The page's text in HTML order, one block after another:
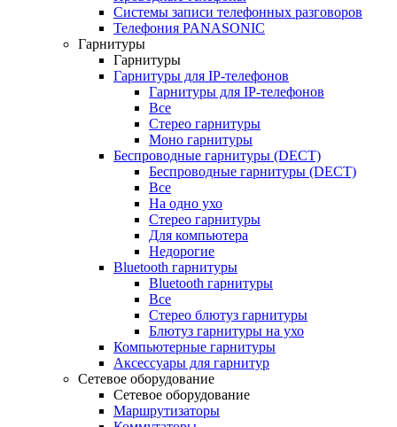
Системы записи телефонных разговоров
Телефония PANASONIC
Гарнитуры
Гарнитуры
Гарнитуры для IP-телефонов
Гарнитуры для IP-телефонов
Все
Стерео гарнитуры
Моно гарнитуры
Беспроводные гарнитуры (DECT)
Беспроводные гарнитуры (DECT)
Все
На одно ухо
Стерео гарнитуры
Для компьютера
Недорогие
Bluetooth гарнитуры
Bluetooth гарнитуры
Все
Стерео блютуз гарнитуры
Блютуз гарнитуры на ухо
Компьютерные гарнитуры
Аксессуары для гарнитур
Сетевое оборудование
Сетевое оборудование
Маршрутизаторы